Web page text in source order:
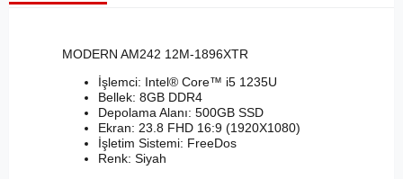
MODERN AM242 12M-1896XTR
İşlemci: Intel® Core™ i5 1235U
Bellek: 8GB DDR4
Depolama Alanı: 500GB SSD
Ekran: 23.8 FHD 16:9 (1920X1080)
İşletim Sistemi: FreeDos
Renk: Siyah